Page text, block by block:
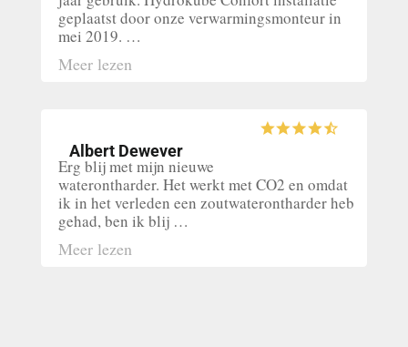
geplaatst door onze verwarmingsmonteur in
mei 2019. …
Meer lezen
Albert Dewever
Erg blij met mijn nieuwe
waterontharder. Het werkt met CO2 en omdat
ik in het verleden een zoutwaterontharder heb
gehad, ben ik blij …
Meer lezen